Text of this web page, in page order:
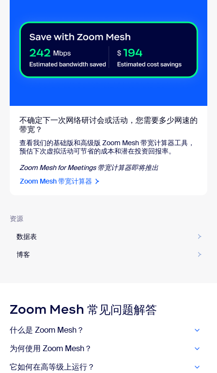
不确定下一次网络研讨会或活动，您需要多少网速的
带宽？
查看我们的基础版和高级版 Zoom Mesh 带宽计算器工具，
预估下次虚拟活动可节省的成本和潜在投资回报率。
Zoom Mesh for Meetings 带宽计算器即将推出
Zoom Mesh 带宽计算器
资源
数据表
博客
Zoom Mesh 常见问题解答
什么是 Zoom Mesh？
为何使用 Zoom Mesh？
它如何在高等级上运行？